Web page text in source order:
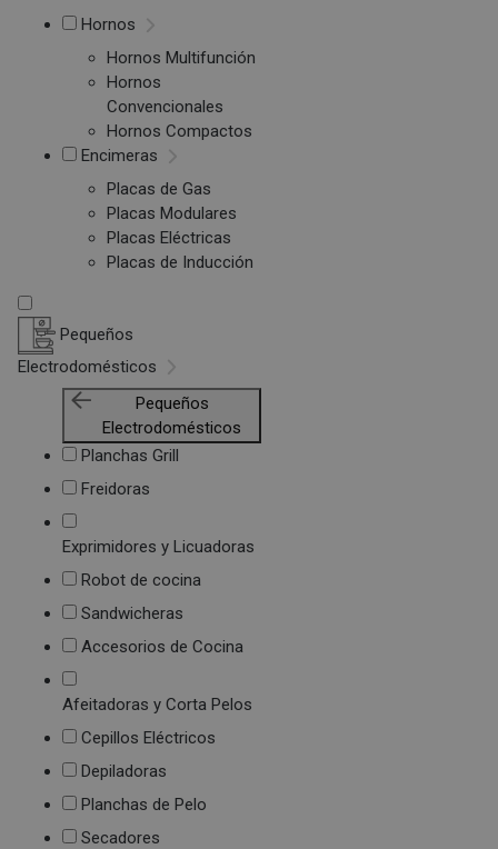
Hornos
Hornos Multifunción
Hornos
Convencionales
Hornos Compactos
Encimeras
Placas de Gas
Placas Modulares
Placas Eléctricas
Placas de Inducción
Pequeños
Electrodomésticos
Pequeños
Electrodomésticos
Planchas Grill
Freidoras
Exprimidores y Licuadoras
Robot de cocina
Sandwicheras
Accesorios de Cocina
Afeitadoras y Corta Pelos
Cepillos Eléctricos
Depiladoras
Planchas de Pelo
Secadores